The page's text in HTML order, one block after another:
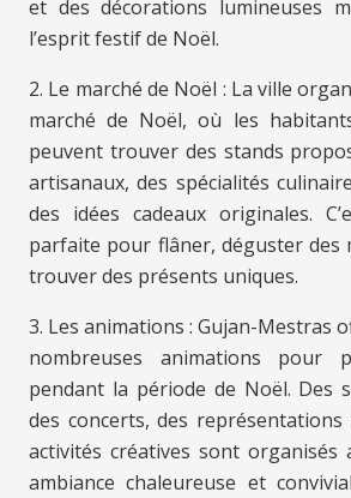
et des décorations lumineuses
l’esprit festif de Noël.
2. Le marché de Noël : La ville
marché de Noël, où les
peuvent trouver des stands
artisanaux, des spécialités
des idées cadeaux originales.
parfaite pour flâner, déguster des
trouver des présents uniques.
3. Les animations : Gujan-Mestras
nombreuses animations pour
pendant la période de Noël. Des
des concerts, des
activités créatives sont organisés
ambiance chaleureuse et